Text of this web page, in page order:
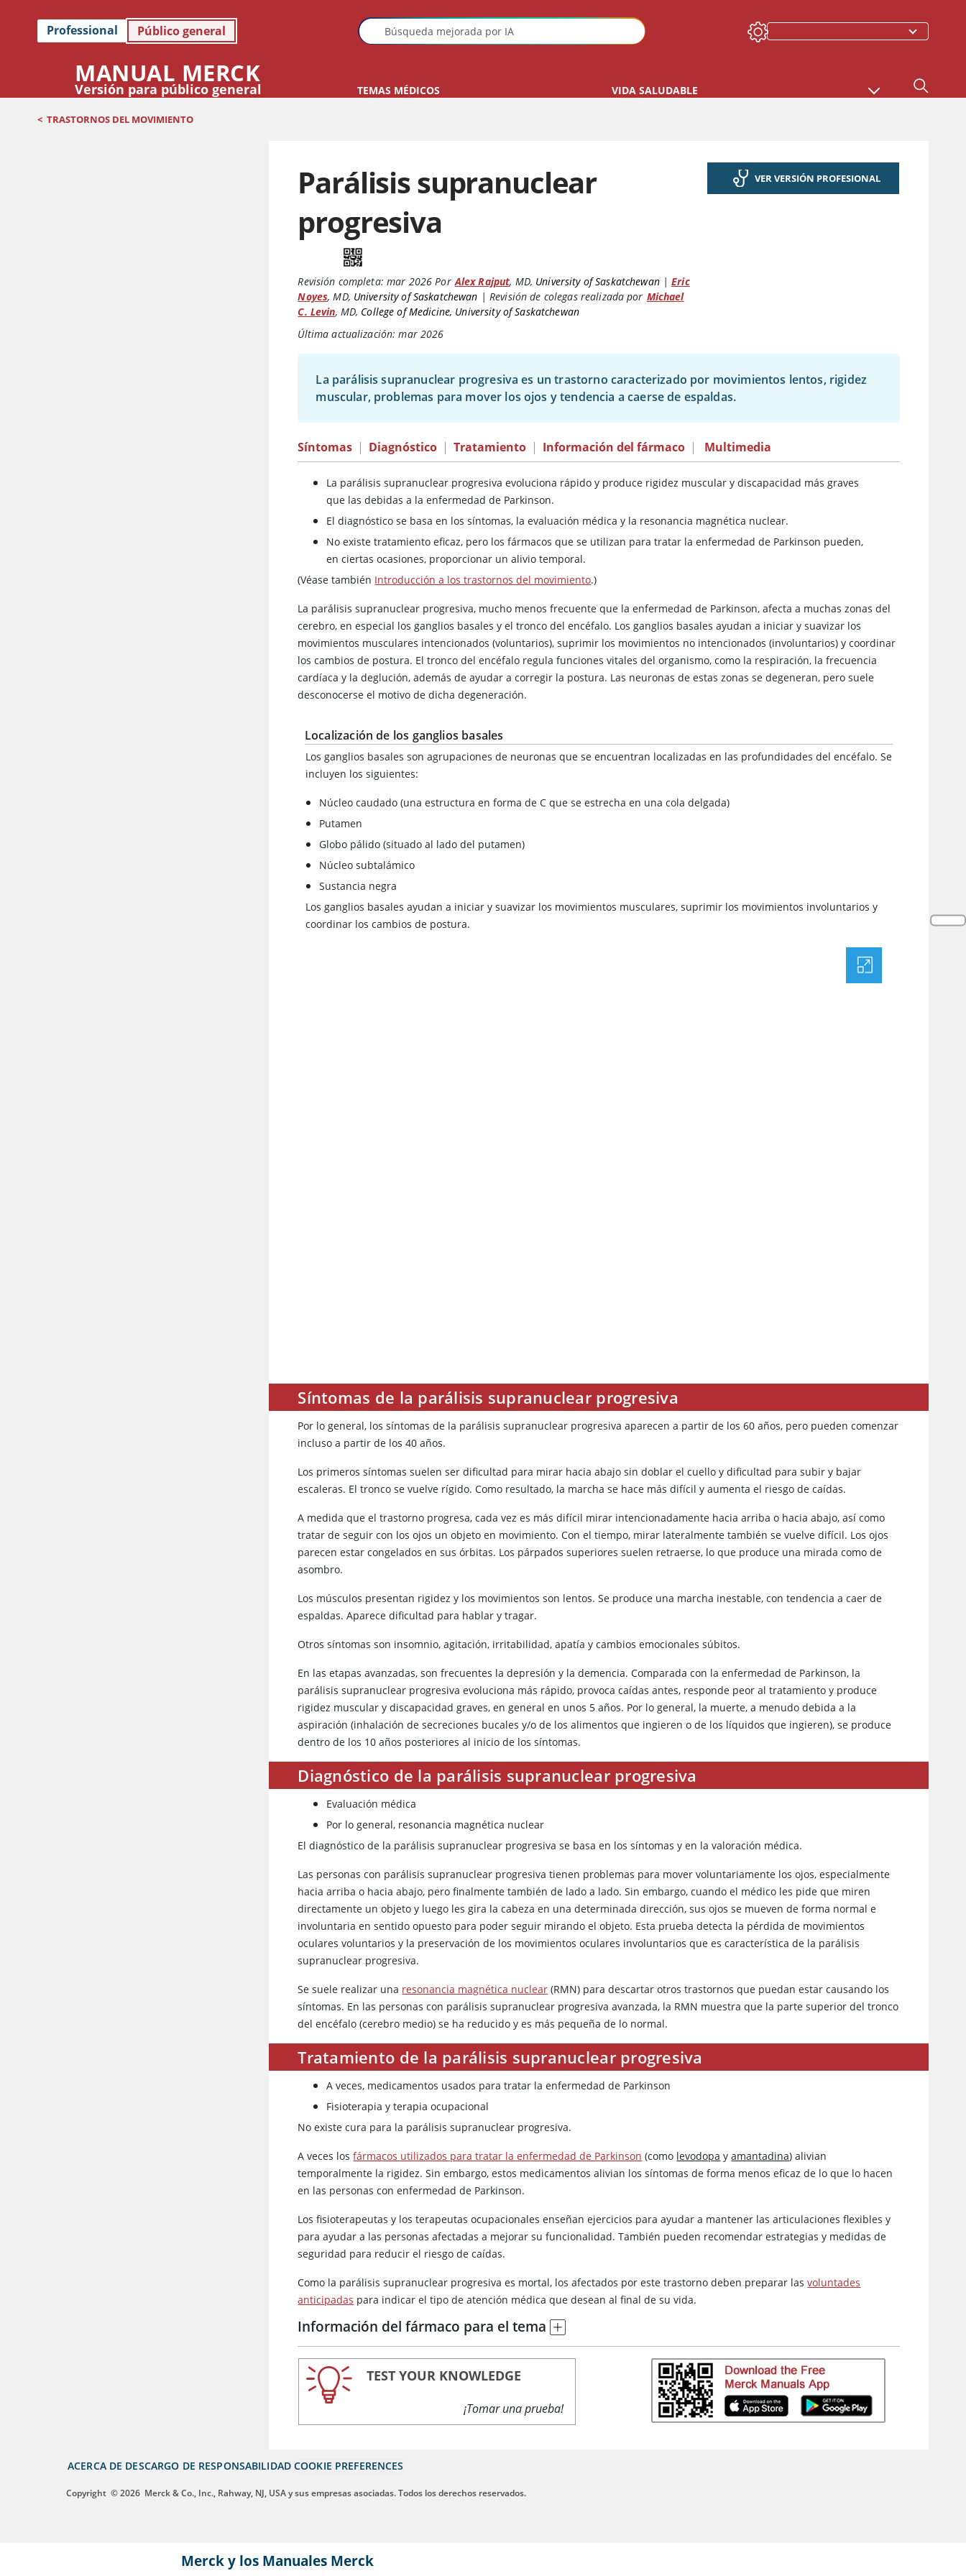
Professional Público general
MANUAL MERCK
Versión para público general TEMAS MÉDICOS VIDA SALUDABLE
< TRASTORNOS DEL MOVIMIENTO
Parálisis supranuclear
progresiva
Revisión completa: mar 2026 Por Alex Rajput, MD, University of Saskatchewan|Eric
Noyes,MD, University of Saskatchewan | Revisión de colegas realizada por Michael
C. Levin, MD, College of Medicine, University of Saskatchewan
Última actualización: mar 2026
VER VERSIÓN PROFESIONAL
La parálisis supranuclear progresiva es un trastorno caracterizado por movimientos lentos, rigidez
muscular, problemas para mover los ojos y tendencia a caerse de espaldas.
Síntomas | Diagnóstico | Tratamiento | Información del fármaco | Multimedia
La parálisis supranuclear progresiva evoluciona rápido y produce rigidez muscular y discapacidad más graves
que las debidas a la enfermedad de Parkinson.
El diagnóstico se basa en los síntomas, la evaluación médica y la resonancia magnética nuclear.
No existe tratamiento eficaz, pero los fármacos que se utilizan para tratar la enfermedad de Parkinson pueden,
en ciertas ocasiones, proporcionar un alivio temporal.
(Véase también Introducción a los trastornos del movimiento.)
La parálisis supranuclear progresiva, mucho menos frecuente que la enfermedad de Parkinson, afecta a muchas zonas del
cerebro, en especial los ganglios basales y el tronco del encéfalo. Los ganglios basales ayudan a iniciar y suavizar los
movimientos musculares intencionados (voluntarios), suprimir los movimientos no intencionados (involuntarios) y coordinar
los cambios de postura. El tronco del encéfalo regula funciones vitales del organismo, como la respiración, la frecuencia
cardíaca y la deglución, además de ayudar a corregir la postura. Las neuronas de estas zonas se degeneran, pero suele
desconocerse el motivo de dicha degeneración.
Localización de los ganglios basales
Los ganglios basales son agrupaciones de neuronas que se encuentran localizadas en las profundidades del encéfalo. Se
incluyen los siguientes:
Núcleo caudado (una estructura en forma de C que se estrecha en una cola delgada)
Putamen
Globo pálido (situado al lado del putamen)
Núcleo subtalámico
Sustancia negra
Los ganglios basales ayudan a iniciar y suavizar los movimientos musculares, suprimir los movimientos involuntarios y
coordinar los cambios de postura.
Síntomas de la parálisis supranuclear progresiva
Por lo general, los síntomas de la parálisis supranuclear progresiva aparecen a partir de los 60 años, pero pueden comenzar
incluso a partir de los 40 años.
Los primeros síntomas suelen ser dificultad para mirar hacia abajo sin doblar el cuello y dificultad para subir y bajar
escaleras. El tronco se vuelve rígido. Como resultado, la marcha se hace más difícil y aumenta el riesgo de caídas.
A medida que el trastorno progresa, cada vez es más difícil mirar intencionadamente hacia arriba o hacia abajo, así como
tratar de seguir con los ojos un objeto en movimiento. Con el tiempo, mirar lateralmente también se vuelve difícil. Los ojos
parecen estar congelados en sus órbitas. Los párpados superiores suelen retraerse, lo que produce una mirada como de
asombro.
Los músculos presentan rigidez y los movimientos son lentos. Se produce una marcha inestable, con tendencia a caer de
espaldas. Aparece dificultad para hablar y tragar.
Otros síntomas son insomnio, agitación, irritabilidad, apatía y cambios emocionales súbitos.
En las etapas avanzadas, son frecuentes la depresión y la demencia. Comparada con la enfermedad de Parkinson, la
parálisis supranuclear progresiva evoluciona más rápido, provoca caídas antes, responde peor al tratamiento y produce
rigidez muscular y discapacidad graves, en general en unos 5 años. Por lo general, la muerte, a menudo debida a la
aspiración (inhalación de secreciones bucales y/o de los alimentos que ingieren o de los líquidos que ingieren), se produce
dentro de los 10 años posteriores al inicio de los síntomas.
Diagnóstico de la parálisis supranuclear progresiva
Evaluación médica
Por lo general, resonancia magnética nuclear
El diagnóstico de la parálisis supranuclear progresiva se basa en los síntomas y en la valoración médica.
Las personas con parálisis supranuclear progresiva tienen problemas para mover voluntariamente los ojos, especialmente
hacia arriba o hacia abajo, pero finalmente también de lado a lado. Sin embargo, cuando el médico les pide que miren
directamente un objeto y luego les gira la cabeza en una determinada dirección, sus ojos se mueven de forma normal e
involuntaria en sentido opuesto para poder seguir mirando el objeto. Esta prueba detecta la pérdida de movimientos
oculares voluntarios y la preservación de los movimientos oculares involuntarios que es característica de la parálisis
supranuclear progresiva.
Se suele realizar una resonancia magnética nuclear (RMN) para descartar otros trastornos que puedan estar causando los
síntomas. En las personas con parálisis supranuclear progresiva avanzada, la RMN muestra que la parte superior del tronco
del encéfalo (cerebro medio) se ha reducido y es más pequeña de lo normal.
Tratamiento de la parálisis supranuclear progresiva
A veces, medicamentos usados para tratar la enfermedad de Parkinson
Fisioterapia y terapia ocupacional
No existe cura para la parálisis supranuclear progresiva.
A veces losfármacos utilizados para tratar la enfermedad de Parkinson (como levodopa yamantadina) alivian
temporalmente la rigidez. Sin embargo, estos medicamentos alivian los síntomas de forma menos eficaz de lo que lo hacen
en las personas con enfermedad de Parkinson.
Los fisioterapeutas y los terapeutas ocupacionales enseñan ejercicios para ayudar a mantener las articulaciones flexibles y
para ayudar a las personas afectadas a mejorar su funcionalidad. También pueden recomendar estrategias y medidas de
seguridad para reducir el riesgo de caídas.
Como la parálisis supranuclear progresiva es mortal, los afectados por este trastorno deben preparar lasvoluntades
anticipadas para indicar el tipo de atención médica que desean al final de su vida.
Información del fármaco para el tema
TEST YOUR KNOWLEDGE
¡Tomar una prueba!
ACERCA DE DESCARGO DE RESPONSABILIDAD COOKIE PREFERENCES
Copyright © 2026 Merck & Co., Inc., Rahway, NJ, USA y sus empresas asociadas. Todos los derechos reservados.
Merck y los Manuales Merck